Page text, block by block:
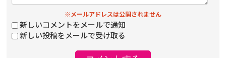
※メールアドレスは公開されません
新しいコメントをメールで通知
新しい投稿をメールで受け取る